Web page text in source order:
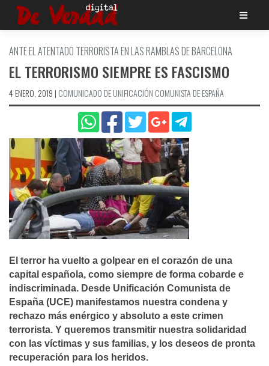
Saltar
ANTE EL ATENTADO TERRORISTA EN LAS RAMBLAS DE BARCELONA
EL TERRORISMO SIEMPRE ES FASCISMO
4 ENERO, 2019 | COMUNICADO DE UNIFICACIÓN COMUNISTA DE ESPAÑA
El terror ha vuelto a golpear en el corazón de una
capital española, como siempre de forma cobarde e
indiscriminada. Desde Unificación Comunista de
España (UCE) manifestamos nuestra condena y
rechazo más enérgico y absoluto a este crimen
terrorista. Y queremos transmitir nuestra solidaridad
con las víctimas y sus familias, y los deseos de pronta
recuperación para los heridos.